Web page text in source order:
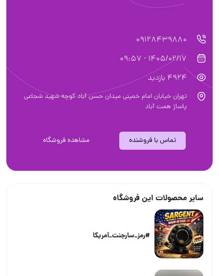
09128439880
1405/02/17 - 09:57
4924 بازدید
تهران خیابان امام خمینی میدان حسن آباد کوچه شهید شجاعی
پاساژ همت آباد
تماس با فروشنده مشاهده فروشگاه
سایر محصولات این فروشگاه
#رمز_سارجنت_آمریکا